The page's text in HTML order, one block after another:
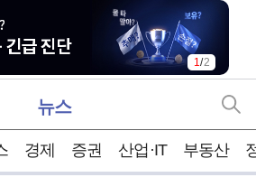
1/2
뉴스
경제 증권 산업·IT 부동산